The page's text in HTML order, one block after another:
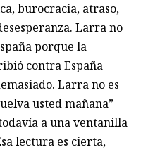
burocracia, atraso,
Larra no
porque la
contra España
Larra no es
usted mañana”
a una ventanilla
lectura es cierta,